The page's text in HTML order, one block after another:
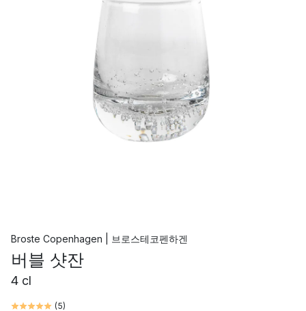
Broste Copenhagen | 브로스테코펜하겐
버블 샷잔
4 cl
(5)